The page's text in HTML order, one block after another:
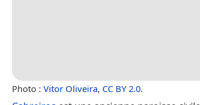
Photo : Vitor Oliveira, CC BY 2.0.